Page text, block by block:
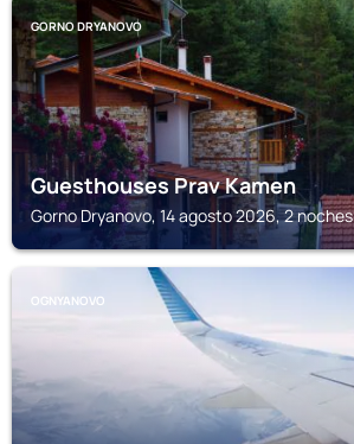
GORNO DRYANOVO
Guesthouses Prav Kamen
Gorno Dryanovo, 14 agosto 2026, 2 noches
OGNYANOVO